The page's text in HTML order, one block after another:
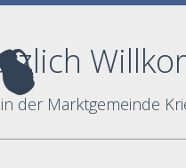
in der Marktgemeinde